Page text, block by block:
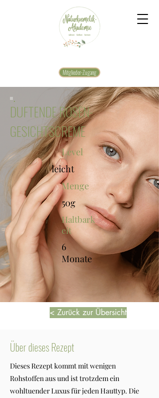
Mitglieder-Zugang
DUFTENDE ROSEN-
GESICHTSCREME
Level
leicht
Menge
50g
Haltbark
eit
6
Monate
< Zurück zur Übersicht
Über dieses Rezept
Dieses Rezept kommt mit wenigen
Rohstoffen aus und ist trotzdem ein
wohltuender Luxus für jeden Hauttyp. Die